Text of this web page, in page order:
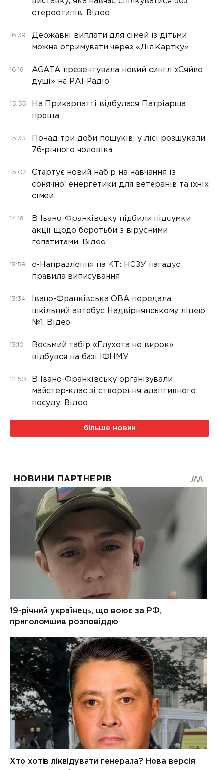
стереотипів. Відео
16:39
Державні виплати для сімей із дітьми
можна отримувати через «Дія.Картку»
16:16
AGATA презентувала новий сингл «Сяйво
душі» на РАІ-Радіо
15:55
На Прикарпатті відбулася Патріарша
проща
15:33
Понад три доби пошуків: у лісі розшукали
76-річного чоловіка
15:07
Стартує новий набір на навчання із
сонячної енергетики для ветеранів та їхніх
сімей
14:18
В Івано-Франківську підбили підсумки
акції щодо боротьби з вірусними
гепатитами. Відео
13:58
е-Направлення на КТ: НСЗУ нагадує
правила виписування
13:34
Івано-Франківська ОВА передала
шкільний автобус Надвірнянському ліцею
№1. Відео
13:10
Восьмий табір «Глухота не вирок»
відбувся на базі ІФНМУ
12:50
В Івано-Франківську організували
майстер-клас зі створення адаптивного
посуду. Відео
більше новин